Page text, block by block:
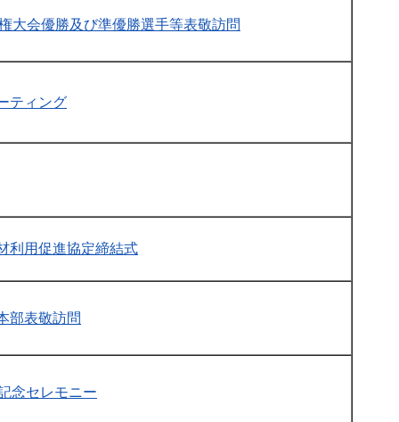
大会優勝及び準優勝選手等表敬訪問
ティング
利用促進協定締結式
部表敬訪問
念セレモニー